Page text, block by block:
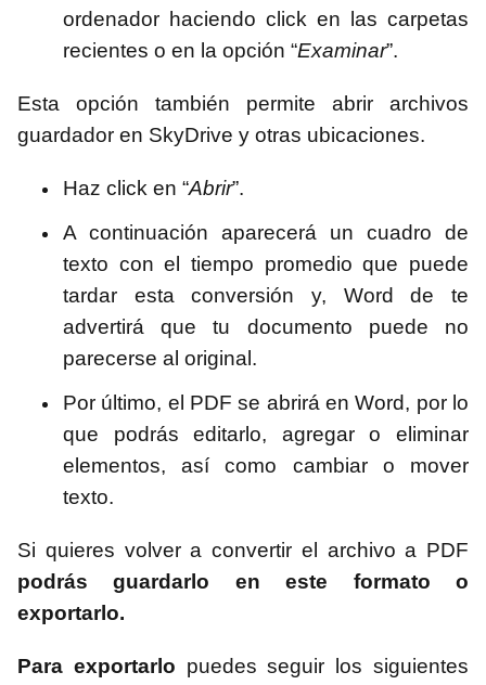
ordenador haciendo click en las carpetas
recientes o en la opción “Examinar”.
Esta opción también permite abrir archivos
guardador en SkyDrive y otras ubicaciones.
Haz click en “Abrir”.
A continuación aparecerá un cuadro de
texto con el tiempo promedio que puede
tardar esta conversión y, Word de te
advertirá que tu documento puede no
parecerse al original.
Por último, el PDF se abrirá en Word, por lo
que podrás editarlo, agregar o eliminar
elementos, así como cambiar o mover
texto.
Si quieres volver a convertir el archivo a PDF
podrás guardarlo en este formato o
exportarlo.
Para exportarlo puedes seguir los siguientes